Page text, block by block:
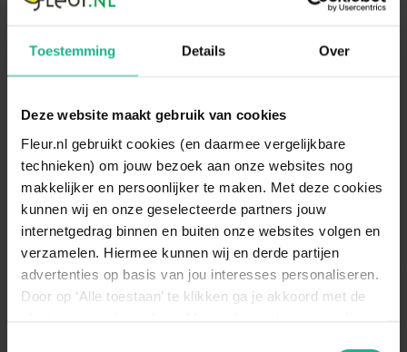
Toestemming Details Over
Deze website maakt gebruik van cookies
Fleur.nl gebruikt cookies (en daarmee vergelijkbare
technieken) om jouw bezoek aan onze websites nog
makkelijker en persoonlijker te maken. Met deze cookies
kunnen wij en onze geselecteerde partners jouw
internetgedrag binnen en buiten onze websites volgen en
verzamelen. Hiermee kunnen wij en derde partijen
advertenties op basis van jou interesses personaliseren.
Door op ‘Alle toestaan’ te klikken ga je akkoord met de
Aeschynanthus Marmoratus
Lipstickplant
20-25 cm v.a. € 14,95
Aeschynanthus Variegata
Lipstickplant
25 cm